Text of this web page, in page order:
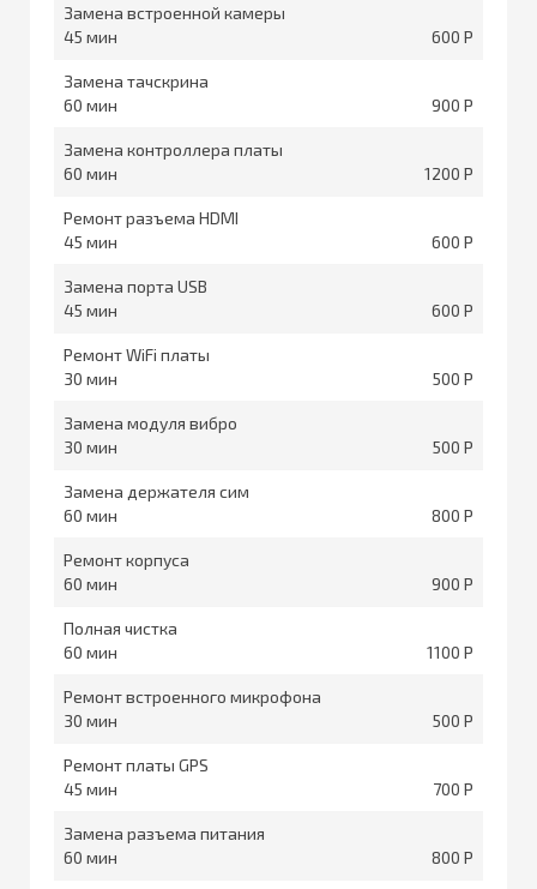
Замена встроенной камеры
45
600
Замена тачскрина
60
900
Замена контроллера платы
60
1200
Ремонт разъема HDMI
45
600
Замена порта USB
45
600
Ремонт WiFi платы
30
500
Замена модуля вибро
30
500
Замена держателя сим
60
800
Ремонт корпуса
60
900
Полная чистка
60
1100
Ремонт встроенного микрофона
30
500
Ремонт платы GPS
45
700
Замена разъема питания
60
800